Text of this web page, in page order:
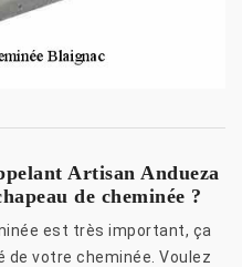
Artisan Andueza
de cheminée ?
est très important, ça
votre cheminée. Voulez